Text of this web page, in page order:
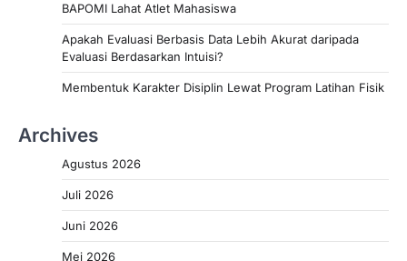
BAPOMI Lahat Atlet Mahasiswa
Apakah Evaluasi Berbasis Data Lebih Akurat daripada
Evaluasi Berdasarkan Intuisi?
Membentuk Karakter Disiplin Lewat Program Latihan Fisik
Archives
Agustus 2026
Juli 2026
Juni 2026
Mei 2026